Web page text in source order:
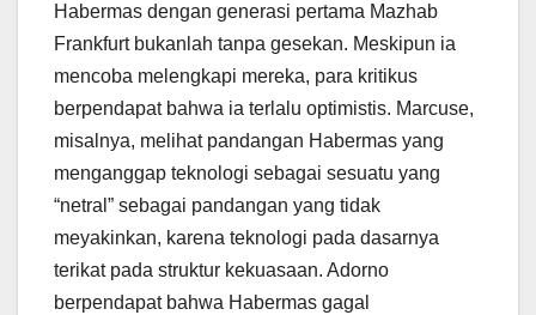
Habermas dengan generasi pertama Mazhab
Frankfurt bukanlah tanpa gesekan. Meskipun ia
mencoba melengkapi mereka, para kritikus
berpendapat bahwa ia terlalu optimistis. Marcuse,
misalnya, melihat pandangan Habermas yang
menganggap teknologi sebagai sesuatu yang
“netral” sebagai pandangan yang tidak
meyakinkan, karena teknologi pada dasarnya
terikat pada struktur kekuasaan. Adorno
berpendapat bahwa Habermas gagal